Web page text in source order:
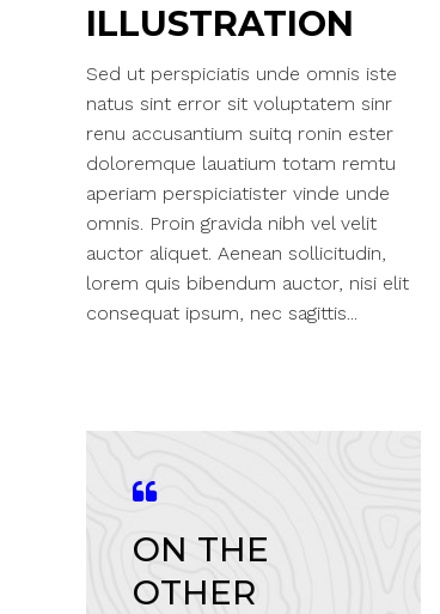
ILLUSTRATION
Sed ut perspiciatis unde omnis iste
natus sint error sit voluptatem sinr
renu accusantium suitq ronin ester
doloremque lauatium totam remtu
aperiam perspiciatister vinde unde
omnis. Proin gravida nibh vel velit
auctor aliquet. Aenean sollicitudin,
lorem quis bibendum auctor, nisi elit
consequat ipsum, nec sagittis...
ON THE
OTHER